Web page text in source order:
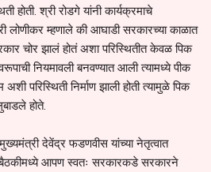
होती. श्री रोडगे यांनी कार्यक्रमाचे
लोणीकर म्हणाले की आघाडी सरकारच्या काळात
चोर झालं होतं अशा परिस्थितीत केवळ पिक
नियमावली बनवण्यात आली त्यामध्ये पीक
परिस्थिती निर्माण झाली होती त्यामुळे पिक
होते.
देवेंद्र फडणवीस यांच्या नेतृत्वात
बैठकीमध्ये आपण स्वतः सरकारकडे सरकारने